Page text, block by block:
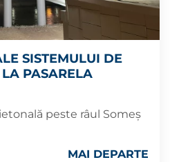
SISTEMULUI DE
PASARELA
peste râul Someș
MAI DEPARTE